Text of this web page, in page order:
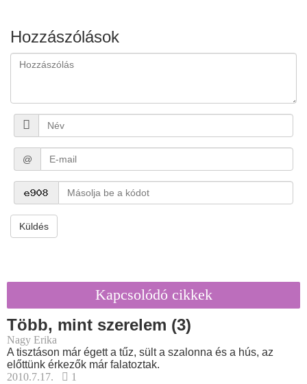
Hozzászólások
@
Küldés
Kapcsolódó cikkek
Több, mint szerelem (3)
Nagy Erika
A tisztáson már égett a tűz, sült a szalonna és a hús, az
előttünk érkezők már falatoztak.
2010.7.17.
1